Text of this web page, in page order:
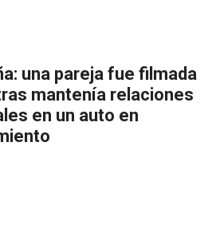
una pareja fue filmada
mantenía relaciones
en un auto en